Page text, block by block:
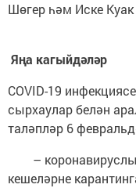
Шөгер һәм Иске
Яңа кагыйдәләр
COVID-19
сырхаулар белән
таләпләр 6
– коронавируслы
кешеләрне